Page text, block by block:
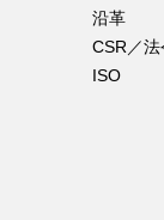
沿革
CSR／
ISO